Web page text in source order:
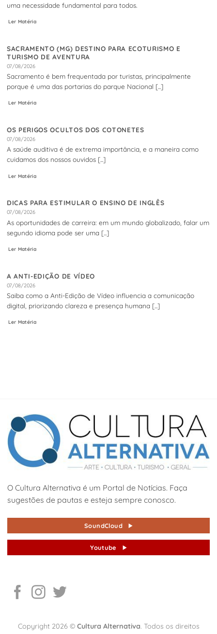
uma necessidade fundamental para todos.
Ler Matéria
SACRAMENTO (MG) DESTINO PARA ECOTURISMO E
TURISMO DE AVENTURA
07/08/2026
Sacramento é bem frequentada por turistas, principalmente
porque é uma das portarias do parque Nacional [...]
Ler Matéria
OS PERIGOS OCULTOS DOS COTONETES
07/08/2026
A saúde auditiva é de extrema importância, e a maneira como
cuidamos dos nossos ouvidos [...]
Ler Matéria
DICAS PARA ESTIMULAR O ENSINO DE INGLÊS
07/08/2026
As oportunidades de carreira: em um mundo globalizado, falar um
segundo idioma pode ser uma [...]
Ler Matéria
A ANTI-EDIÇÃO DE VÍDEO
07/08/2026
Saiba como a Anti-Edição de Vídeo influencia a comunicação
digital, priorizando clareza e presença humana [...]
Ler Matéria
O Cultura Alternativa é um Portal de Notícias. Faça
sugestões de pautas e esteja sempre conosco.
SoundCloud
Youtube
Copyright 2026 © Cultura Alternativa. Todos os direitos